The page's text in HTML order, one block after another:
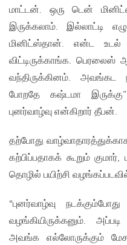
மாட்டன். ஒரு டென்
இருக்கலாம். இல்லாட்டி
மினிட்ஸ்தான். என்ட உடல்
விட்டிருக்காங்க.
வந்திருக்கினம்.
போறதே கஷ்டமா
புனர்வாழ்வு என்கிறார் தீபன்.
தற்போது
கற்பிப்பதாகக் கூறும்
தொழில் பயிற்சி
“புனர்வாழ்வு
வழங்கியிருக்கனும்.
அவங்க எல்லோருக்கும்